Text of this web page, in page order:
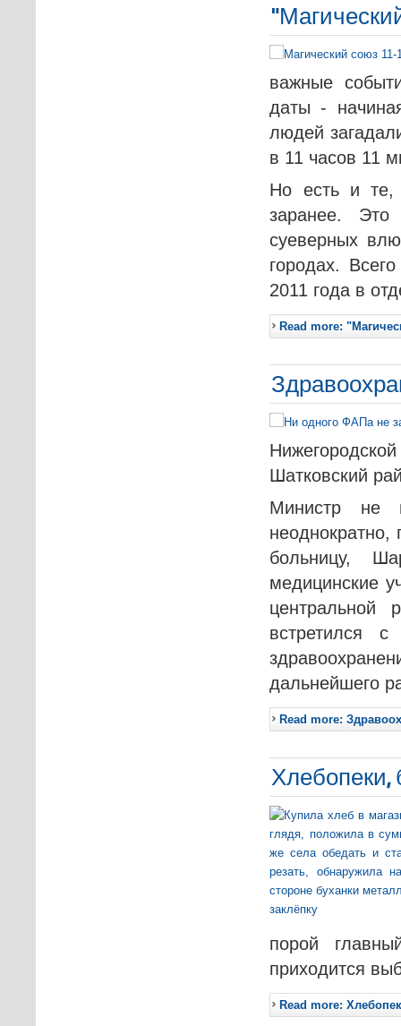
важные
даты -
людей
в 11 часов 11
Но есть и те,
заранее.
суеверных
городах.
2011 года в
Read more:
Шатковский
Министр
больницу,
медицинские
центральной
встретился
дальнейшего
Read more:
Хлебопеки,
порой
приходится
Read more: